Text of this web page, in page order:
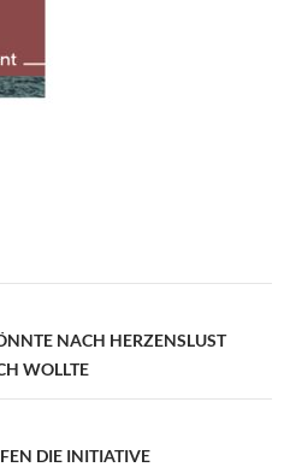
NACH HERZENSLUST
WOLLTE
DIE INITIATIVE